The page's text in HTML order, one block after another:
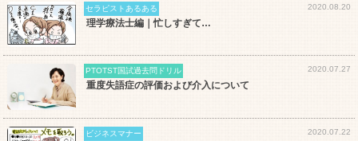
セラピストあるある 2020.08.20
理学療法士編｜忙しすぎて…
PTOTST国試過去問ドリル 2020.07.27
重度失語症の評価および介入について
ビジネスマナー 2020.07.22